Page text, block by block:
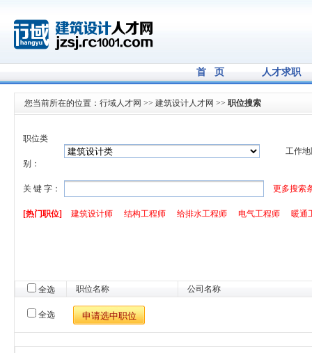
首 页 人才求职
您当前所在的位置： 行域人才网 >> 建筑设计人才网 >> 职位搜索
职位类
别：
工作
关 键 字： 更多搜索
[热门职位] 建筑设计师 结构工程师 给排水工程师 电气工程师 暖通
全选 职位名称 公司名称
全选